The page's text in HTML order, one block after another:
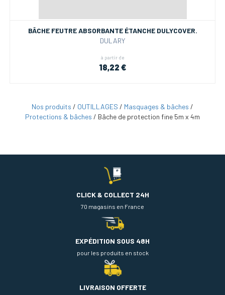
BÂCHE FEUTRE ABSORBANTE ÉTANCHE DULYCOVER.
DULARY
à partir de
18,22 €
Nos produits / OUTILLAGES / Masquages & bâches /
Protections & bâches / Bâche de protection fine 5m x 4m
CLICK & COLLECT 24H
70 magasins en France
EXPÉDITION SOUS 48H
pour les produits en stock
LIVRAISON OFFERTE